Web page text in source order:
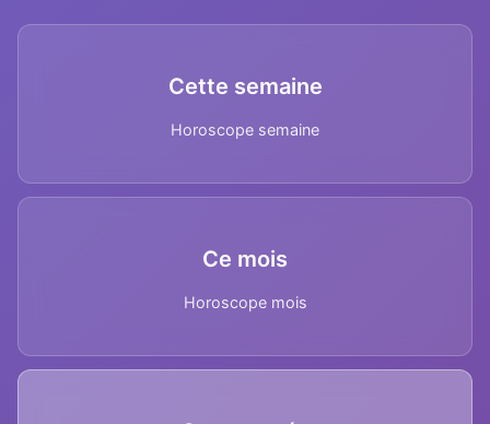
Cette semaine
Horoscope semaine
Ce mois
Horoscope mois